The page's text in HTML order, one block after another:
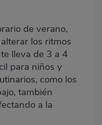
de verano,
los ritmos
lleva de 3 a 4
para niños y
como los
también
a la